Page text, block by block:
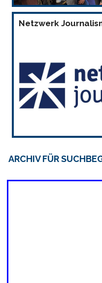
Netzwerk
ARCHIV FÜR